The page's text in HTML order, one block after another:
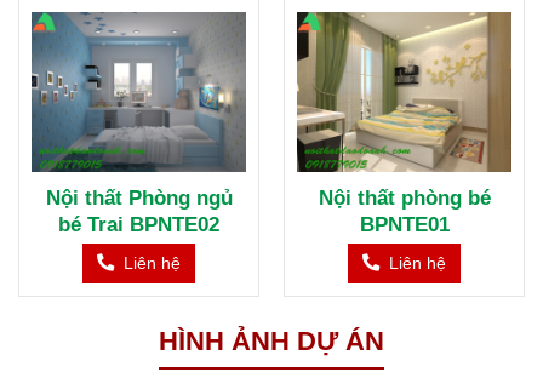
Nội thất Phòng ngủ
bé Trai BPNTE02
Liên hệ
Nội thất phòng bé
BPNTE01
Liên hệ
HÌNH ẢNH DỰ ÁN